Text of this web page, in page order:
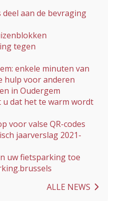
aan de bevraging
tegen
enkele minuten van
hulp voor anderen
in Oudergem
dat het te warm wordt
voor valse QR-codes
jaarverslag 2021-
uw fietsparking toe
ALLE NEWS